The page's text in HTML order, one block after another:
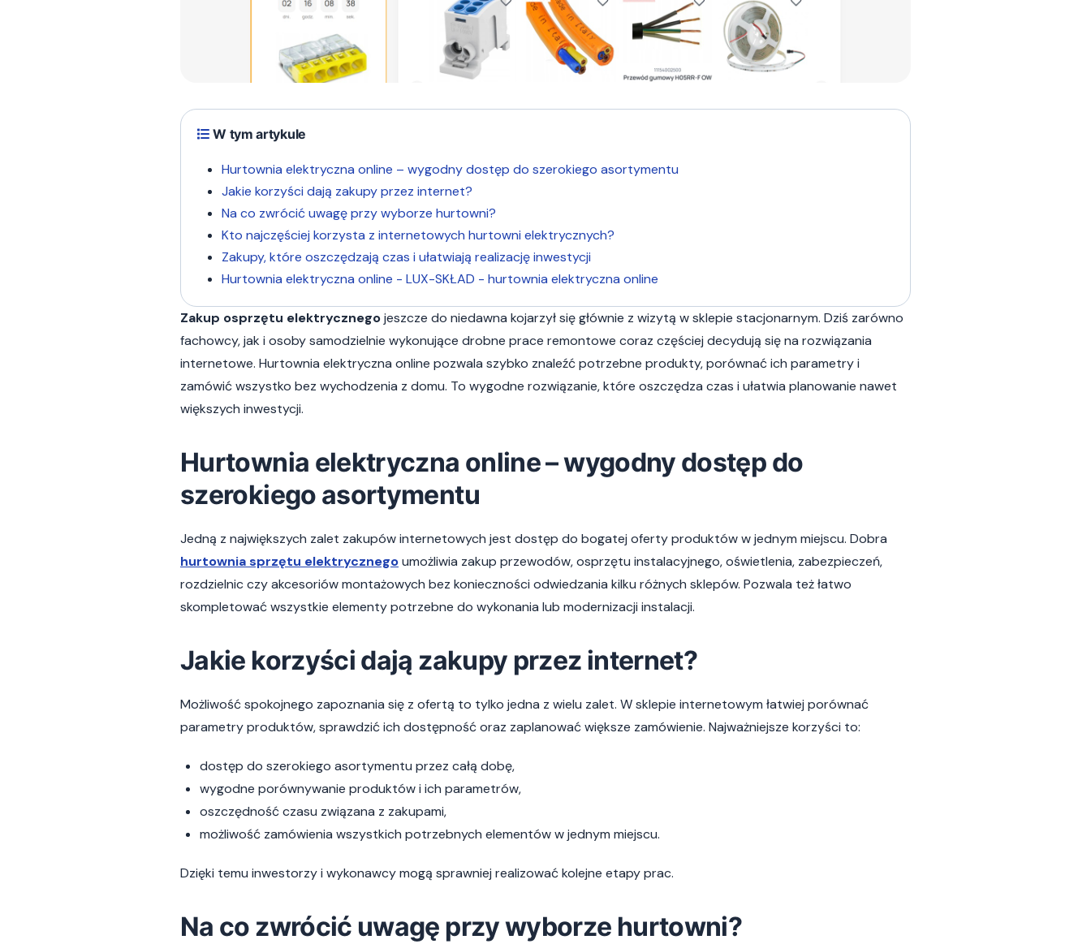
W tym artykule
Hurtownia elektryczna online – wygodny dostęp do szerokiego asortymentu
Jakie korzyści dają zakupy przez internet?
Na co zwrócić uwagę przy wyborze hurtowni?
Kto najczęściej korzysta z internetowych hurtowni elektrycznych?
Zakupy, które oszczędzają czas i ułatwiają realizację inwestycji
Hurtownia elektryczna online - LUX-SKŁAD - hurtownia elektryczna online
Zakup osprzętu elektrycznegojeszcze do niedawna kojarzył się głównie z wizytą w sklepie stacjonarnym. Dziś zarówno
fachowcy, jak i osoby samodzielnie wykonujące drobne prace remontowe coraz częściej decydują się na rozwiązania
internetowe. Hurtownia elektryczna online pozwala szybko znaleźć potrzebne produkty, porównać ich parametry i
zamówić wszystko bez wychodzenia z domu. To wygodne rozwiązanie, które oszczędza czas i ułatwia planowanie nawet
większych inwestycji.
Hurtownia elektryczna online – wygodny dostęp do
szerokiego asortymentu
Jedną z największych zalet zakupów internetowych jest dostęp do bogatej oferty produktów w jednym miejscu. Dobra
hurtownia sprzętu elektrycznegoumożliwia zakup przewodów, osprzętu instalacyjnego, oświetlenia, zabezpieczeń,
rozdzielnic czy akcesoriów montażowych bez konieczności odwiedzania kilku różnych sklepów. Pozwala też łatwo
skompletować wszystkie elementy potrzebne do wykonania lub modernizacji instalacji.
Jakie korzyści dają zakupy przez internet?
Możliwość spokojnego zapoznania się z ofertą to tylko jedna z wielu zalet. W sklepie internetowym łatwiej porównać
parametry produktów, sprawdzić ich dostępność oraz zaplanować większe zamówienie. Najważniejsze korzyści to:
dostęp do szerokiego asortymentu przez całą dobę,
wygodne porównywanie produktów i ich parametrów,
oszczędność czasu związana z zakupami,
możliwość zamówienia wszystkich potrzebnych elementów w jednym miejscu.
Dzięki temu inwestorzy i wykonawcy mogą sprawniej realizować kolejne etapy prac.
Na co zwrócić uwagę przy wyborze hurtowni?